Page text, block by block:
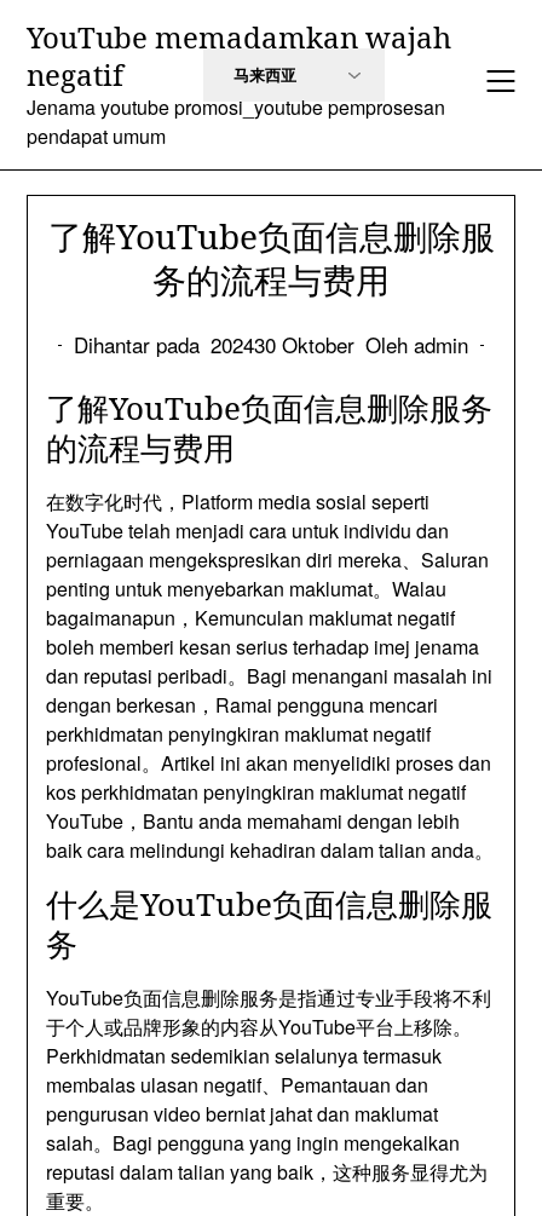
kandungan
YouTube memadamkan wajah
negatif
Jenama youtube promosi_youtube pemprosesan
pendapat umum
了解YouTube负面信息删除服
务的流程与费用
Dihantar pada 202430 Oktober Oleh admin
了解YouTube负面信息删除服务
的流程与费用
在数字化时代 ，Platform media sosial seperti
YouTube telah menjadi cara untuk individu dan
perniagaan mengekspresikan diri mereka、Saluran
penting untuk menyebarkan maklumat。Walau
bagaimanapun，Kemunculan maklumat negatif
boleh memberi kesan serius terhadap imej jenama
dan reputasi peribadi。Bagi menangani masalah ini
dengan berkesan，Ramai pengguna mencari
perkhidmatan penyingkiran maklumat negatif
profesional。Artikel ini akan menyelidiki proses dan
kos perkhidmatan penyingkiran maklumat negatif
YouTube，Bantu anda memahami dengan lebih
baik cara melindungi kehadiran dalam talian anda。
什么是YouTube负面信息删除服
务
YouTube负面信息删除服务是指通过专业手段将不利
于个人或品牌形象的内容从YouTube平台上移除。
Perkhidmatan sedemikian selalunya termasuk
membalas ulasan negatif、Pemantauan dan
pengurusan video berniat jahat dan maklumat
salah。Bagi pengguna yang ingin mengekalkan
reputasi dalam talian yang baik，这种服务显得尤为
重要。